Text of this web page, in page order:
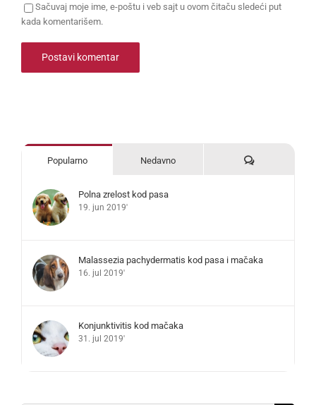
Sačuvaj moje ime, e-poštu i veb sajt u ovom čitaču sledeći put
kada komentarišem.
Popularno Nedavno Komentari
Polna zrelost kod pasa
19. jun 2019'
Malassezia pachydermatis kod pasa i mačaka
16. jul 2019'
Konjunktivitis kod mačaka
31. jul 2019'